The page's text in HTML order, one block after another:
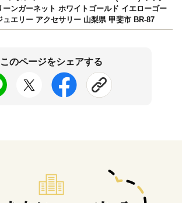
ーンガーネット ホワイトゴールド イエローゴー
エリー アクセサリー 山梨県 甲斐市 BR-87
このページをシェアする